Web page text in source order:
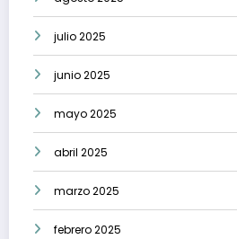
julio 2025
junio 2025
mayo 2025
abril 2025
marzo 2025
febrero 2025